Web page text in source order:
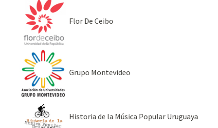
Flor De Ceibo
Grupo Montevideo
Historia de la Música Popular Uruguaya